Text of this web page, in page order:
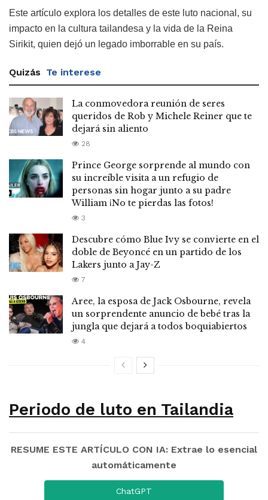
Este artículo explora los detalles de este luto nacional, su
impacto en la cultura tailandesa y la vida de la Reina
Sirikit, quien dejó un legado imborrable en su país.
Quizás Te interese
La conmovedora reunión de seres
queridos de Rob y Michele Reiner que te
dejará sin aliento
28
Prince George sorprende al mundo con
su increíble visita a un refugio de
personas sin hogar junto a su padre
William ¡No te pierdas las fotos!
3
Descubre cómo Blue Ivy se convierte en el
doble de Beyoncé en un partido de los
Lakers junto a Jay-Z
7
Aree, la esposa de Jack Osbourne, revela
un sorprendente anuncio de bebé tras la
jungla que dejará a todos boquiabiertos
4
Periodo de luto en Tailandia
RESUME ESTE ARTÍCULO CON IA: Extrae lo esencial
automáticamente
ChatGPT